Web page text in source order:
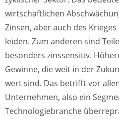
wirtschaftlichen
Zinsen, aber auch des
leiden. Zum anderen sind
besonders zinssensitiv.
Gewinne, die weit in der
wert sind. Das betrifft vor
Unternehmen, also ein
Technologiebranche